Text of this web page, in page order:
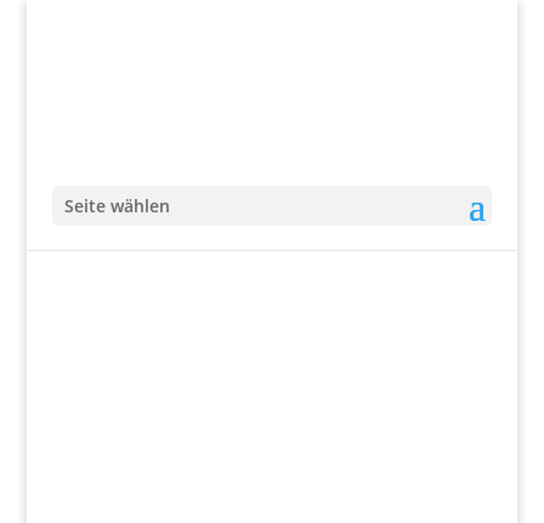
Seite wählen